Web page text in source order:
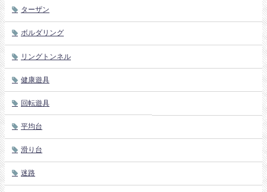
ターザン
ボルダリング
リングトンネル
健康遊具
回転遊具
平均台
滑り台
迷路